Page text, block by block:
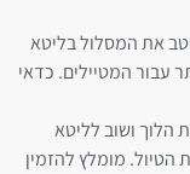
את המסלול בליטא
עבור המטיילים. כדאי
הלוך ושוב לליטא
הטיול. מומלץ להזמין